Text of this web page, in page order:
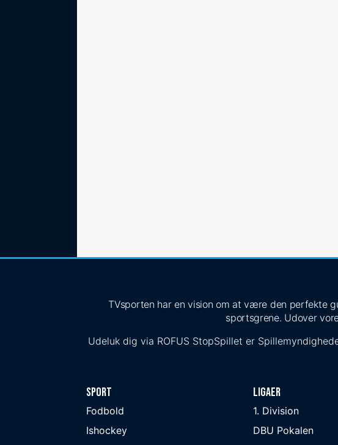
TVsporten har en vision om at være den perfekte
sportsgrene. Udover
Udeluk dig via ROFUS StopSpillet er
Sport
Fodbold
Ishockey
Ligaer
1. Division
DBU Pokalen